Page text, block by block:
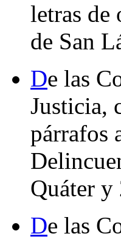
letras
de San
De las
Justicia,
párrafos
Quáter y
De las